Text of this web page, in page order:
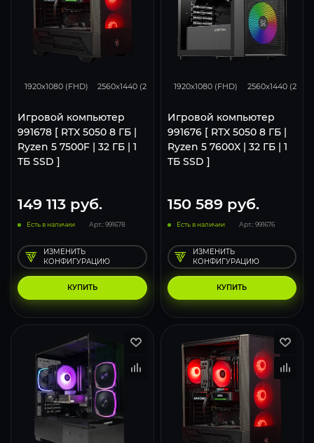
1920x1080 (FHD) 2560x1440 (2K) 3840x2160 (4K)
Игровой компьютер
991678 [ RTX 5050 8 ГБ |
Ryzen 5 7500F | 32 ГБ | 1
ТБ SSD ]
149 113 руб.
Есть в наличии Арт.: 991678
КУПИТЬ
ИЗМЕНИТЬ
КОНФИГУРАЦИЮ
1920x1080 (FHD) 2560x1440 (2K)
Игровой компьютер
991676 [ RTX 5050 8 ГБ |
Ryzen 5 7600X | 32 ГБ | 1
ТБ SSD ]
150 589руб.
Есть в наличии Арт.: 991676
КУПИТЬ
ИЗМЕНИТЬ
КОНФИГУРАЦИЮ